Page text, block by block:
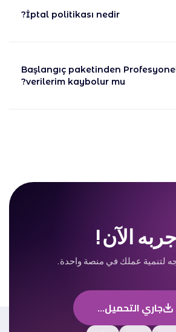
İptal politikası nedir?
Başlangıç paketinden
verilerim kaybolur mu?
جربه الآن!
لتنمية عملك في منصة واحدة.
جاري التحميل...